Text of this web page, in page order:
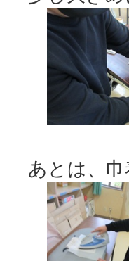
あとは、巾